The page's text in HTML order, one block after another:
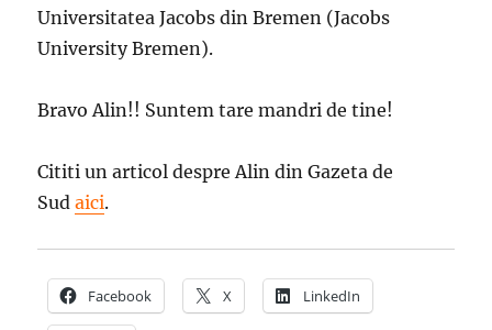
Universitatea Jacobs din Bremen (Jacobs
University Bremen).
Bravo Alin!! Suntem tare mandri de tine!
Cititi un articol despre Alin din Gazeta de
Sudaici.
Facebook X LinkedIn